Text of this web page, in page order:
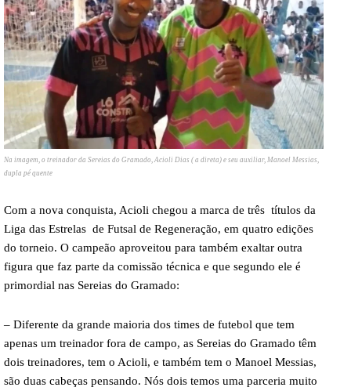
Na imagem, o treinador da Sereias do Gramado, Acioli Dias ( a direta) e seu auxiliar, Manoel Messias,
dupla pé quente
Com a nova conquista, Acioli chegou a marca de três títulos da
Liga das Estrelas de Futsal de Regeneração, em quatro edições
do torneio. O campeão aproveitou para também exaltar outra
figura que faz parte da comissão técnica e que segundo ele é
primordial nas Sereias do Gramado:
– Diferente da grande maioria dos times de futebol que tem
apenas um treinador fora de campo, as Sereias do Gramado têm
dois treinadores, tem o Acioli, e também tem o Manoel Messias,
são duas cabeças pensando. Nós dois temos uma parceria muito